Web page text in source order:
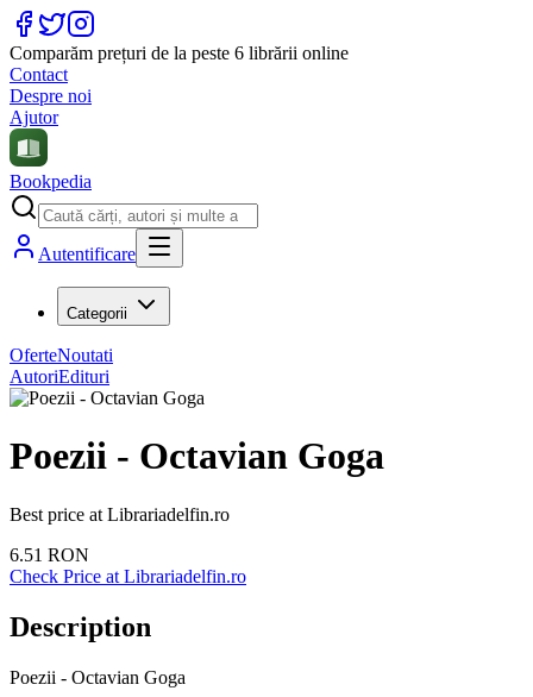
Comparăm prețuri de la peste 6 librării online
Contact
Despre noi
Ajutor
Bookpedia
Autentificare
Categorii
OferteNoutati
AutoriEdituri
Poezii - Octavian Goga
Best price at Librariadelfin.ro
6.51 RON
Check Price at Librariadelfin.ro
Description
Poezii - Octavian Goga